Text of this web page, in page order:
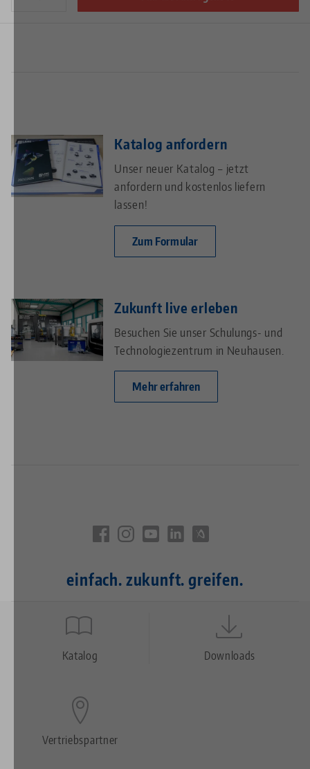
Katalog anfordern
Unser neuer Katalog – jetzt
anfordern und kostenlos liefern
lassen!
Zum Formular
Zukunft live erleben
Besuchen Sie unser Schulungs- und
Technologiezentrum in Neuhausen.
Mehr erfahren
einfach. zukunft. greifen.
Quicklinks
Katalog Downloads
Vertriebspartner